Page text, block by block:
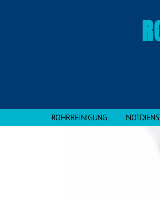
ROHRREINIGUNG